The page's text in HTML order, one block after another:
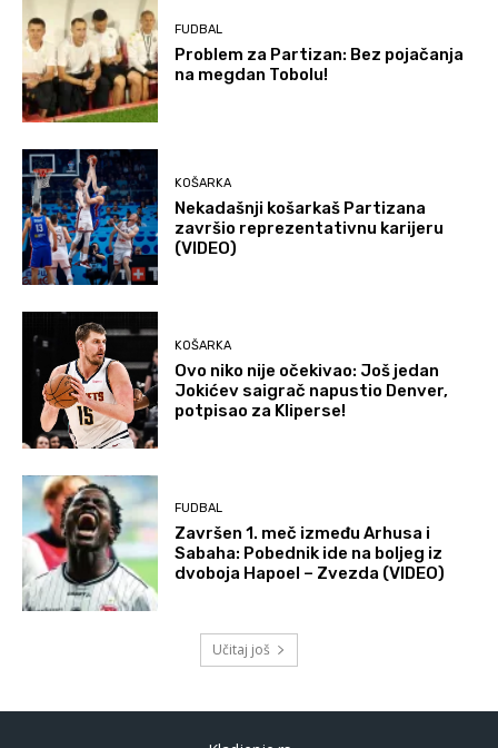
FUDBAL
Problem za Partizan: Bez pojačanja
na megdan Tobolu!
KOŠARKA
Nekadašnji košarkaš Partizana
završio reprezentativnu karijeru
(VIDEO)
KOŠARKA
Ovo niko nije očekivao: Još jedan
Jokićev saigrač napustio Denver,
potpisao za Kliperse!
FUDBAL
Završen 1. meč između Arhusa i
Sabaha: Pobednik ide na boljeg iz
dvoboja Hapoel – Zvezda (VIDEO)
Učitaj još